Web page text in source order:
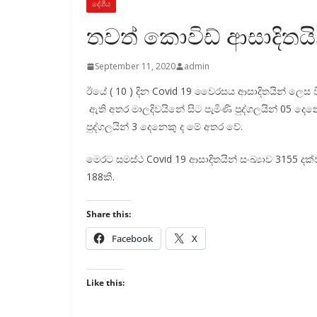
දේශීය
තවත් කොවිඩ්
September 11, 2020 admin
ඊයේ ( 10 ) දින Covid 19 වෛරසය ආසාදිතයින්
ඇති අතර මාලදිවයිනේ සිට පැමිණි පුද්ගලයින් 05
පුද්ගලයින් 3 දෙනෙකු ද මේ අතර වේ.
මෙරට සමස්ථ Covid 19 ආසාදිතයින් සංඛ්‍යාව 3155
188කි.
Share this:
Facebook X
Like this: